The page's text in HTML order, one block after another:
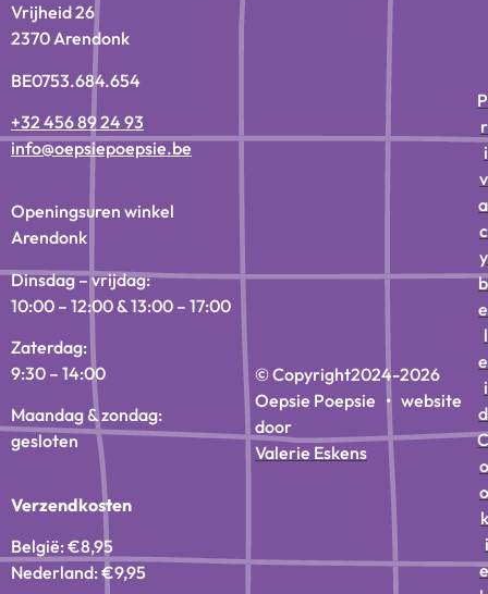
Vrijheid 26
2370 Arendonk
BE0753.684.654
+32 456 89 24 93
info@oepsiepoepsie.be
Openingsuren winkel
Arendonk
Dinsdag – vrijdag:
10:00 – 12:00 & 13:00 – 17:00
Zaterdag:
9:30 – 14:00
Maandag & zondag:
gesloten
Verzendkosten
België: €8,95
Nederland: €9,95
© Copyright2024-2026
Oepsie Poepsie • website
door
Valerie Eskens
P
r
i
v
a
c
y
b
e
l
e
i
d
C
o
o
k
i
e